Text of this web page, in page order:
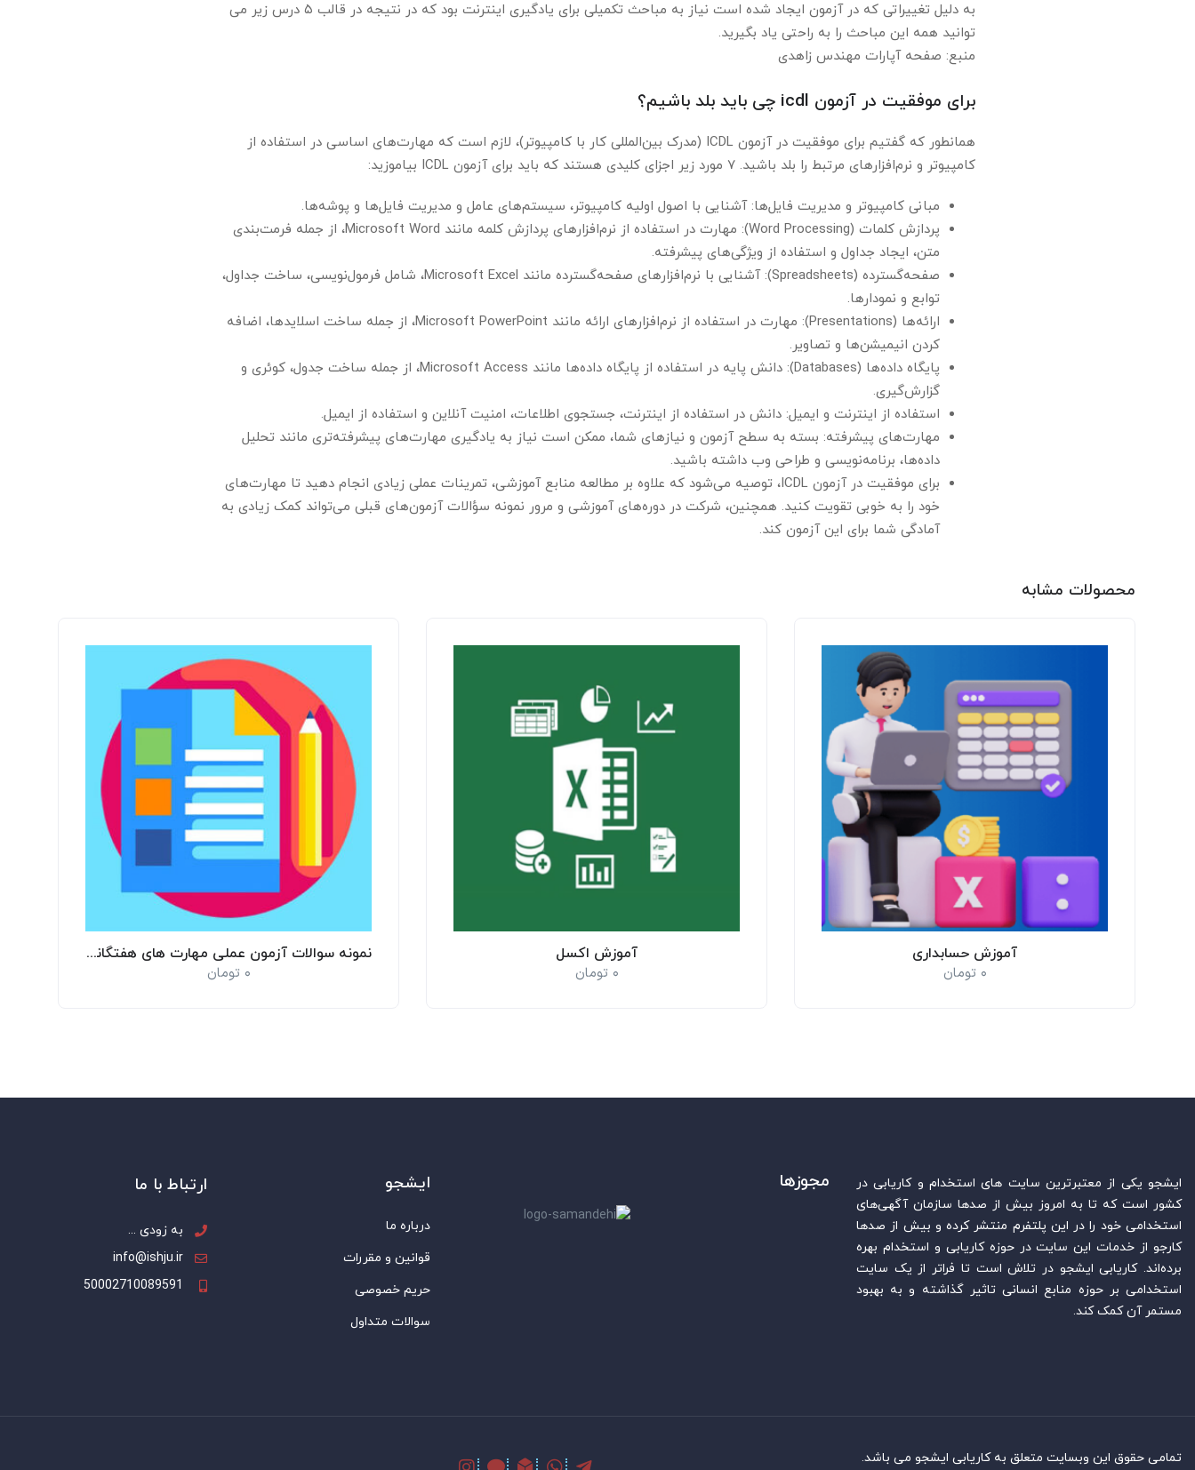
به دلیل تغییراتی که در آزمون ایجاد شده است نیاز به مباحث تکمیلی برای یادگیری اینترنت بود که در نتیجه در قالب ۵ درس زیر می
توانید همه این مباحث را به راحتی یاد بگیرید.
منبع: صفحه آپارات مهندس زاهدی
برای موفقیت در آزمون icdl چی باید بلد باشیم؟
همانطور که گفتیم برای موفقیت در آزمون ICDL (مدرک بین‌المللی کار با کامپیوتر)، لازم است که مهارت‌های اساسی در استفاده از
کامپیوتر و نرم‌افزارهای مرتبط را بلد باشید. ۷ مورد زیر اجزای کلیدی هستند که باید برای آزمون ICDL بیاموزید:
مبانی کامپیوتر و مدیریت فایل‌ها: آشنایی با اصول اولیه کامپیوتر، سیستم‌های عامل و مدیریت فایل‌ها و پوشه‌ها.
پردازش کلمات (Word Processing): مهارت در استفاده از نرم‌افزارهای پردازش کلمه مانند Microsoft Word، از جمله فرمت‌بندی
متن، ایجاد جداول و استفاده از ویژگی‌های پیشرفته.
صفحه‌گسترده (Spreadsheets): آشنایی با نرم‌افزارهای صفحه‌گسترده مانند Microsoft Excel، شامل فرمول‌نویسی، ساخت جداول،
توابع و نمودارها.
ارائه‌ها (Presentations): مهارت در استفاده از نرم‌افزارهای ارائه مانند Microsoft PowerPoint، از جمله ساخت اسلایدها، اضافه
کردن انیمیشن‌ها و تصاویر.
پایگاه داده‌ها (Databases): دانش پایه در استفاده از پایگاه داده‌ها مانند Microsoft Access، از جمله ساخت جدول، کوئری و
گزارش‌گیری.
استفاده از اینترنت و ایمیل: دانش در استفاده از اینترنت، جستجوی اطلاعات، امنیت آنلاین و استفاده از ایمیل.
مهارت‌های پیشرفته: بسته به سطح آزمون و نیازهای شما، ممکن است نیاز به یادگیری مهارت‌های پیشرفته‌تری مانند تحلیل
داده‌ها، برنامه‌نویسی و طراحی وب داشته باشید.
برای موفقیت در آزمون ICDL، توصیه می‌شود که علاوه بر مطالعه منابع آموزشی، تمرینات عملی زیادی انجام دهید تا مهارت‌های
خود را به خوبی تقویت کنید. همچنین، شرکت در دوره‌های آموزشی و مرور نمونه سؤالات آزمون‌های قبلی می‌تواند کمک زیادی به
آمادگی شما برای این آزمون کند.
محصولات مشابه
آموزش حسابداری
0 تومان
آموزش اکسل
0 تومان
نمونه سوالات آزمون عملی مهارت های هفتگانه ICDL
0 تومان
ایشجو یکی از معتبرترین سایت‌ های استخدام و کاریابی در
کشور است که تا به امروز بیش از صدها سازمان آگهی‌های
استخدامی خود را در این پلتفرم منتشر کرده و بیش از صدها
کارجو از خدمات این سایت در حوزه کاریابی و استخدام بهره
برده‌اند. کاریابی ایشجو در تلاش است تا فراتر از یک سایت
استخدامی بر حوزه منابع انسانی تاثیر گذاشته و به بهبود
مستمر آن کمک کند.
مجوزها ایشجو
درباره ما
قوانین و مقررات
حریم خصوصی
سوالات متداول
ارتباط با ما
به زودی ...
info@ishju.ir
50002710089591
تمامی حقوق این وبسایت متعلق به کاریابی ایشجو می باشد.